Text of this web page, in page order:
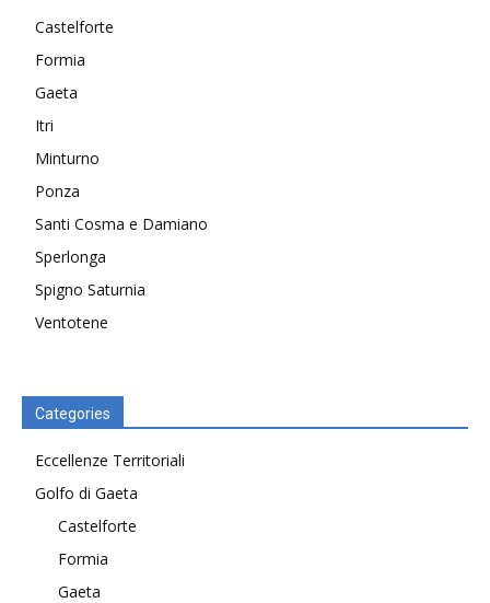
Castelforte
Formia
Gaeta
Itri
Minturno
Ponza
Santi Cosma e Damiano
Sperlonga
Spigno Saturnia
Ventotene
Categories
Eccellenze Territoriali
Golfo di Gaeta
Castelforte
Formia
Gaeta